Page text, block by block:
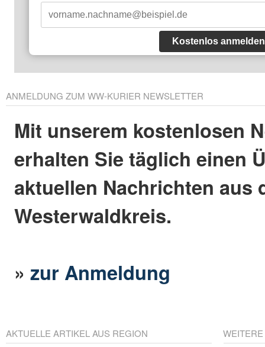
Kostenlos anmelden
ANMELDUNG ZUM WW-KURIER NEWSLETTER
Mit unserem kostenlosen
erhalten Sie täglich einen
aktuellen Nachrichten aus
Westerwaldkreis.
»zur Anmeldung
AKTUELLE ARTIKEL AUS REGION